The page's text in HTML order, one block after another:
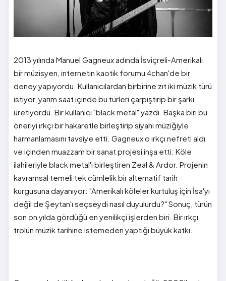
2013 yılında Manuel Gagneux adında İsviçreli-Amerikalı
bir müzisyen, internetin kaotik forumu 4chan'de bir
deney yapıyordu. Kullanıcılardan birbirine zıt iki müzik türü
istiyor, yarım saat içinde bu türleri çarpıştırıp bir şarkı
üretiyordu. Bir kullanıcı "black metal" yazdı. Başka biri bu
öneriyi ırkçı bir hakaretle birleştirip siyahi müziğiyle
harmanlamasını tavsiye etti. Gagneux o ırkçı nefreti aldı
ve içinden muazzam bir sanat projesi inşa etti: Köle
ilahileriyle black metal'i birleştiren Zeal & Ardor. Projenin
kavramsal temeli tek cümlelik bir alternatif tarih
kurgusuna dayanıyor: "Amerikalı köleler kurtuluş için İsa'yı
değil de Şeytan'ı seçseydi nasıl duyulurdu?" Sonuç, türün
son on yılda gördüğü en yenilikçi işlerden biri. Bir ırkçı
trolün müzik tarihine istemeden yaptığı büyük katkı.